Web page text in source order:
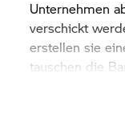
Wenn Sie
bewegen,
die im
Nachricht
Unternehmen
verschickt
erstellen sie
tauschen die